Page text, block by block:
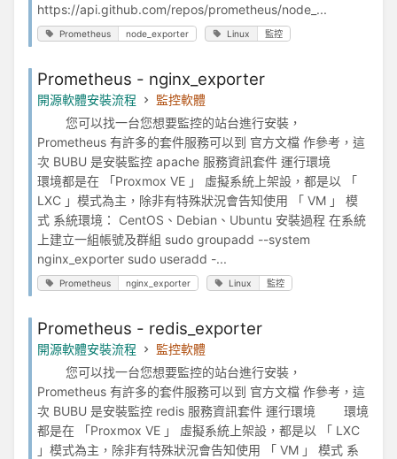
https://api.github.com/repos/prometheus/node_...
Prometheus node_exporter Linux 監控
Prometheus - nginx_exporter
開源軟體安裝流程
監控軟體
您可以找一台您想要監控的站台進行安裝，
Prometheus 有許多的套件服務可以到 官方文檔 作參考，這
次 BUBU 是安裝監控 apache 服務資訊套件 運行環境
環境都是在 「Proxmox VE 」 虛擬系統上架設，都是以 「
LXC 」模式為主，除非有特殊狀況會告知使用 「 VM 」 模
式 系統環境： CentOS、Debian、Ubuntu 安裝過程 在系統
上建立一組帳號及群組 sudo groupadd --system
nginx_exporter sudo useradd -...
Prometheus nginx_exporter Linux 監控
Prometheus - redis_exporter
開源軟體安裝流程
監控軟體
您可以找一台您想要監控的站台進行安裝，
Prometheus 有許多的套件服務可以到 官方文檔 作參考，這
次 BUBU 是安裝監控 redis 服務資訊套件 運行環境 環境
都是在 「Proxmox VE 」 虛擬系統上架設，都是以 「 LXC
」模式為主，除非有特殊狀況會告知使用 「 VM 」 模式 系